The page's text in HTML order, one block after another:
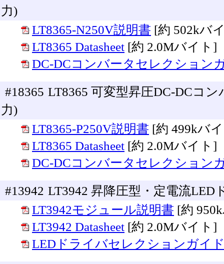
力)
LT8365-N250V説明書 [約 502kバ
LT8365 Datasheet [約 2.0Mバイト]
DC-DCコンバータセレクション
#18365 LT8365 可変型昇圧DC-DCコ
力)
LT8365-P250V説明書 [約 499kバ
LT8365 Datasheet [約 2.0Mバイト]
DC-DCコンバータセレクション
#13942 LT3942 昇降圧型・定電流
LT3942モジュール説明書 [約
LT3942 Datasheet [約 2.0Mバイト]
LEDドライバセレクションガイ